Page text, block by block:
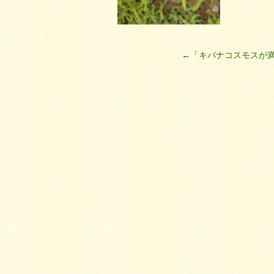
←「キバナコスモスが